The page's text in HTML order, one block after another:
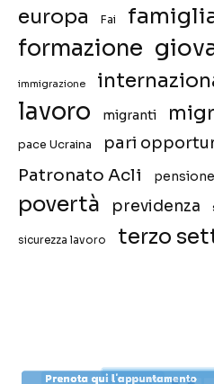
europa Fai
formazione
immigrazione
lavoro migranti
pace Ucraina pari
Patronato Acli pensione
povertà previdenza
sicurezza lavoro terzo